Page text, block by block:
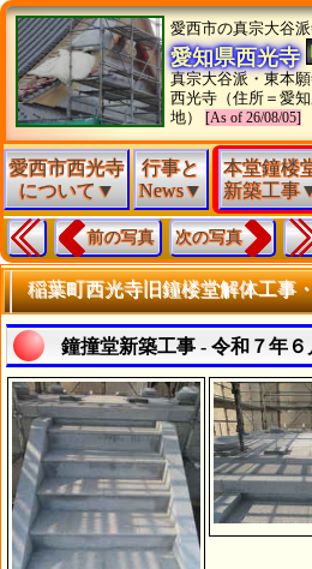
愛西市の真宗大谷
愛知県西光寺
真宗大谷派・東本
西光寺（住所＝愛
地）
[As of 26/08/05]
愛西市西光寺
について▼
行事と
News▼
本堂鐘楼
新築工事
前の写真 次の写真
稲葉町西光寺旧鐘楼堂解体工事・鐘楼堂新築工事 - 令和
鐘撞堂新築工事 - 令和７年６